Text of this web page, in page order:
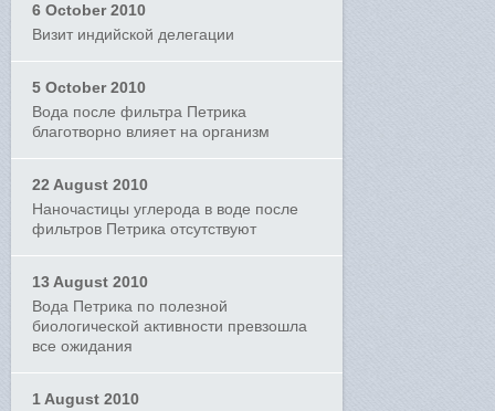
6 October 2010
Визит индийской делегации
5 October 2010
Вода после фильтра Петрика
благотворно влияет на организм
22 August 2010
Наночастицы углерода в воде после
фильтров Петрика отсутствуют
13 August 2010
Вода Петрика по полезной
биологической активности превзошла
все ожидания
1 August 2010